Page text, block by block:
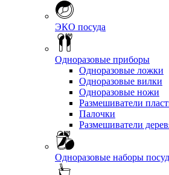
ЭКО посуда
Одноразовые приборы
Одноразовые ложки
Одноразовые вилки
Одноразовые ножи
Размешиватели
Палочки
Размешиватели
Одноразовые наборы